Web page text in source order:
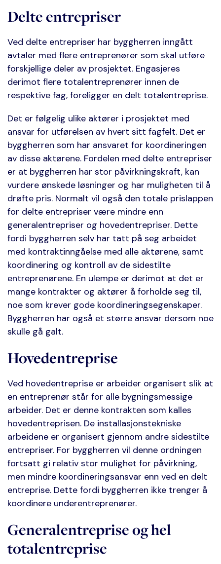
Delte entrepriser
Ved delte entrepriser har byggherren inngått
avtaler med flere entreprenører som skal utføre
forskjellige deler av prosjektet. Engasjeres
derimot flere totalentreprenører innen de
respektive fag, foreligger en delt totalentreprise.
Det er følgelig ulike aktører i prosjektet med
ansvar for utførelsen av hvert sitt fagfelt. Det er
byggherren som har ansvaret for koordineringen
av disse aktørene. Fordelen med delte entrepriser
er at byggherren har stor påvirkningskraft, kan
vurdere ønskede løsninger og har muligheten til å
drøfte pris. Normalt vil også den totale prislappen
for delte entrepriser være mindre enn
generalentrepriser og hovedentrepriser. Dette
fordi byggherren selv har tatt på seg arbeidet
med kontraktinngåelse med alle aktørene, samt
koordinering og kontroll av de sidestilte
entreprenørene. En ulempe er derimot at det er
mange kontrakter og aktører å forholde seg til,
noe som krever gode koordineringsegenskaper.
Byggherren har også et større ansvar dersom noe
skulle gå galt.
Hovedentreprise
Ved hovedentreprise er arbeider organisert slik at
en entreprenør står for alle bygningsmessige
arbeider. Det er denne kontrakten som kalles
hovedentreprisen. De installasjonstekniske
arbeidene er organisert gjennom andre sidestilte
entrepriser. For byggherren vil denne ordningen
fortsatt gi relativ stor mulighet for påvirkning,
men mindre koordineringsansvar enn ved en delt
entreprise. Dette fordi byggherren ikke trenger å
koordinere underentreprenører.
Generalentreprise og hel
totalentreprise